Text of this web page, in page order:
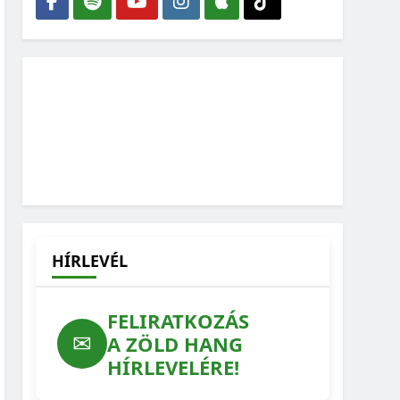
HÍRLEVÉL
✉
FELIRATKOZÁS
A ZÖLD HANG
HÍRLEVELÉRE!